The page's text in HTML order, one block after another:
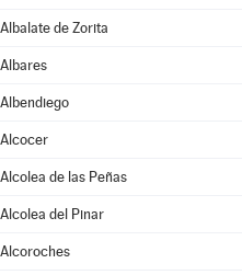
Albalate de Zorita
Albares
Albendiego
Alcocer
Alcolea de las Peñas
Alcolea del Pinar
Alcoroches